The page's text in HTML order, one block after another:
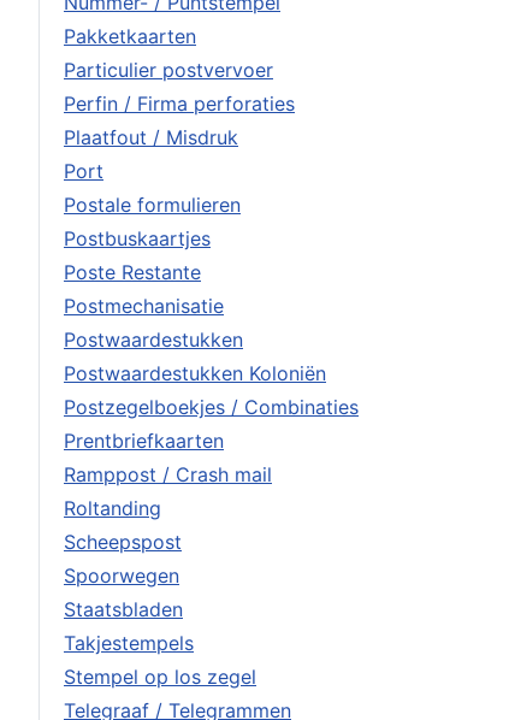
Pakketkaarten
Particulier postvervoer
Perfin / Firma perforaties
Plaatfout / Misdruk
Port
Postale formulieren
Postbuskaartjes
Poste Restante
Postmechanisatie
Postwaardestukken
Postwaardestukken Koloniën
Postzegelboekjes / Combinaties
Prentbriefkaarten
Ramppost / Crash mail
Roltanding
Scheepspost
Spoorwegen
Staatsbladen
Takjestempels
Stempel op los zegel
Telegraaf / Telegrammen